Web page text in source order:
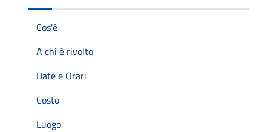
Cos'è
A chi è rivolto
Date e Orari
Costo
Luogo